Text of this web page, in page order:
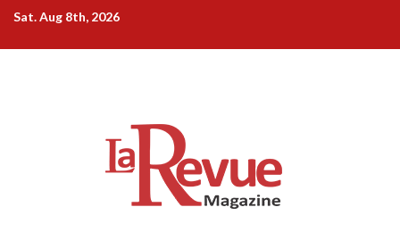
Skip
content
Sat. Aug 8th, 2026